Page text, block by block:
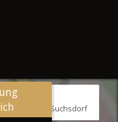
24107 Kiel-Suchsdorf